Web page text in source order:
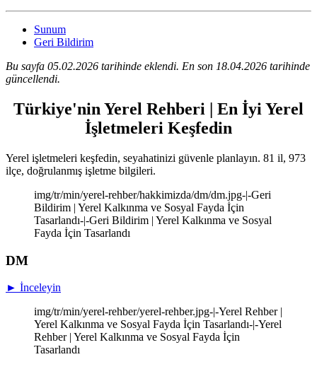
Sunum
Geri Bildirim
Bu sayfa 05.02.2026 tarihinde eklendi. En son 18.04.2026 tarihinde
güncellendi.
Türkiye'nin Yerel Rehberi | En İyi Yerel
İşletmeleri Keşfedin
Yerel işletmeleri keşfedin, seyahatinizi güvenle planlayın. 81 il, 973
ilçe, doğrulanmış işletme bilgileri.
img/tr/min/yerel-rehber/hakkimizda/dm/dm.jpg-|-Geri
Bildirim | Yerel Kalkınma ve Sosyal Fayda İçin
Tasarlandı-|-Geri Bildirim | Yerel Kalkınma ve Sosyal
Fayda İçin Tasarlandı
DM
► İnceleyin
img/tr/min/yerel-rehber/yerel-rehber.jpg-|-Yerel Rehber |
Yerel Kalkınma ve Sosyal Fayda İçin Tasarlandı-|-Yerel
Rehber | Yerel Kalkınma ve Sosyal Fayda İçin
Tasarlandı